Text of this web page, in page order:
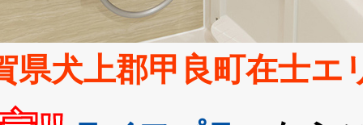
県犬上郡甲良町在士エ